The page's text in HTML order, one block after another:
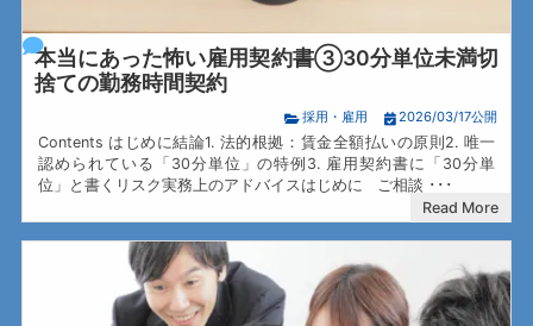
本当にあった怖い雇用契約書③30分単位未満切
捨ての勤務時間契約
採用・雇用 2026/03/17公開
Contents はじめに結論1. 法的根拠：賃金全額払いの原則2. 唯一
認められている「30分単位」の特例3. 雇用契約書に「30分単
位」と書くリスク実務上のアドバイスはじめに ご相談 ･･･
Read More